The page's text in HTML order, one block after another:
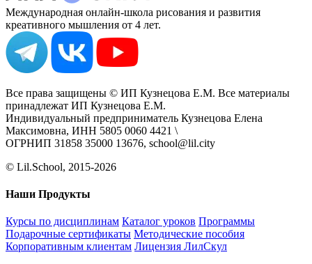
Международная онлайн-школа рисования и развития
креативного мышления от 4 лет.
Все права защищены © ИП Кузнецова Е.М. Все материалы
принадлежат ИП Кузнецова Е.М.
Индивидуальный предприниматель Кузнецова Елена
Максимовна, ИНН 5805 0060 4421 \
ОГРНИП 31858 35000 13676, school@lil.city
© Lil.School, 2015‐2026
Наши Продукты
Курсы по дисциплинам Каталог уроков Программы
Подарочные сертификаты Методические пособия
Корпоративным клиентам Лицензия ЛилСкул